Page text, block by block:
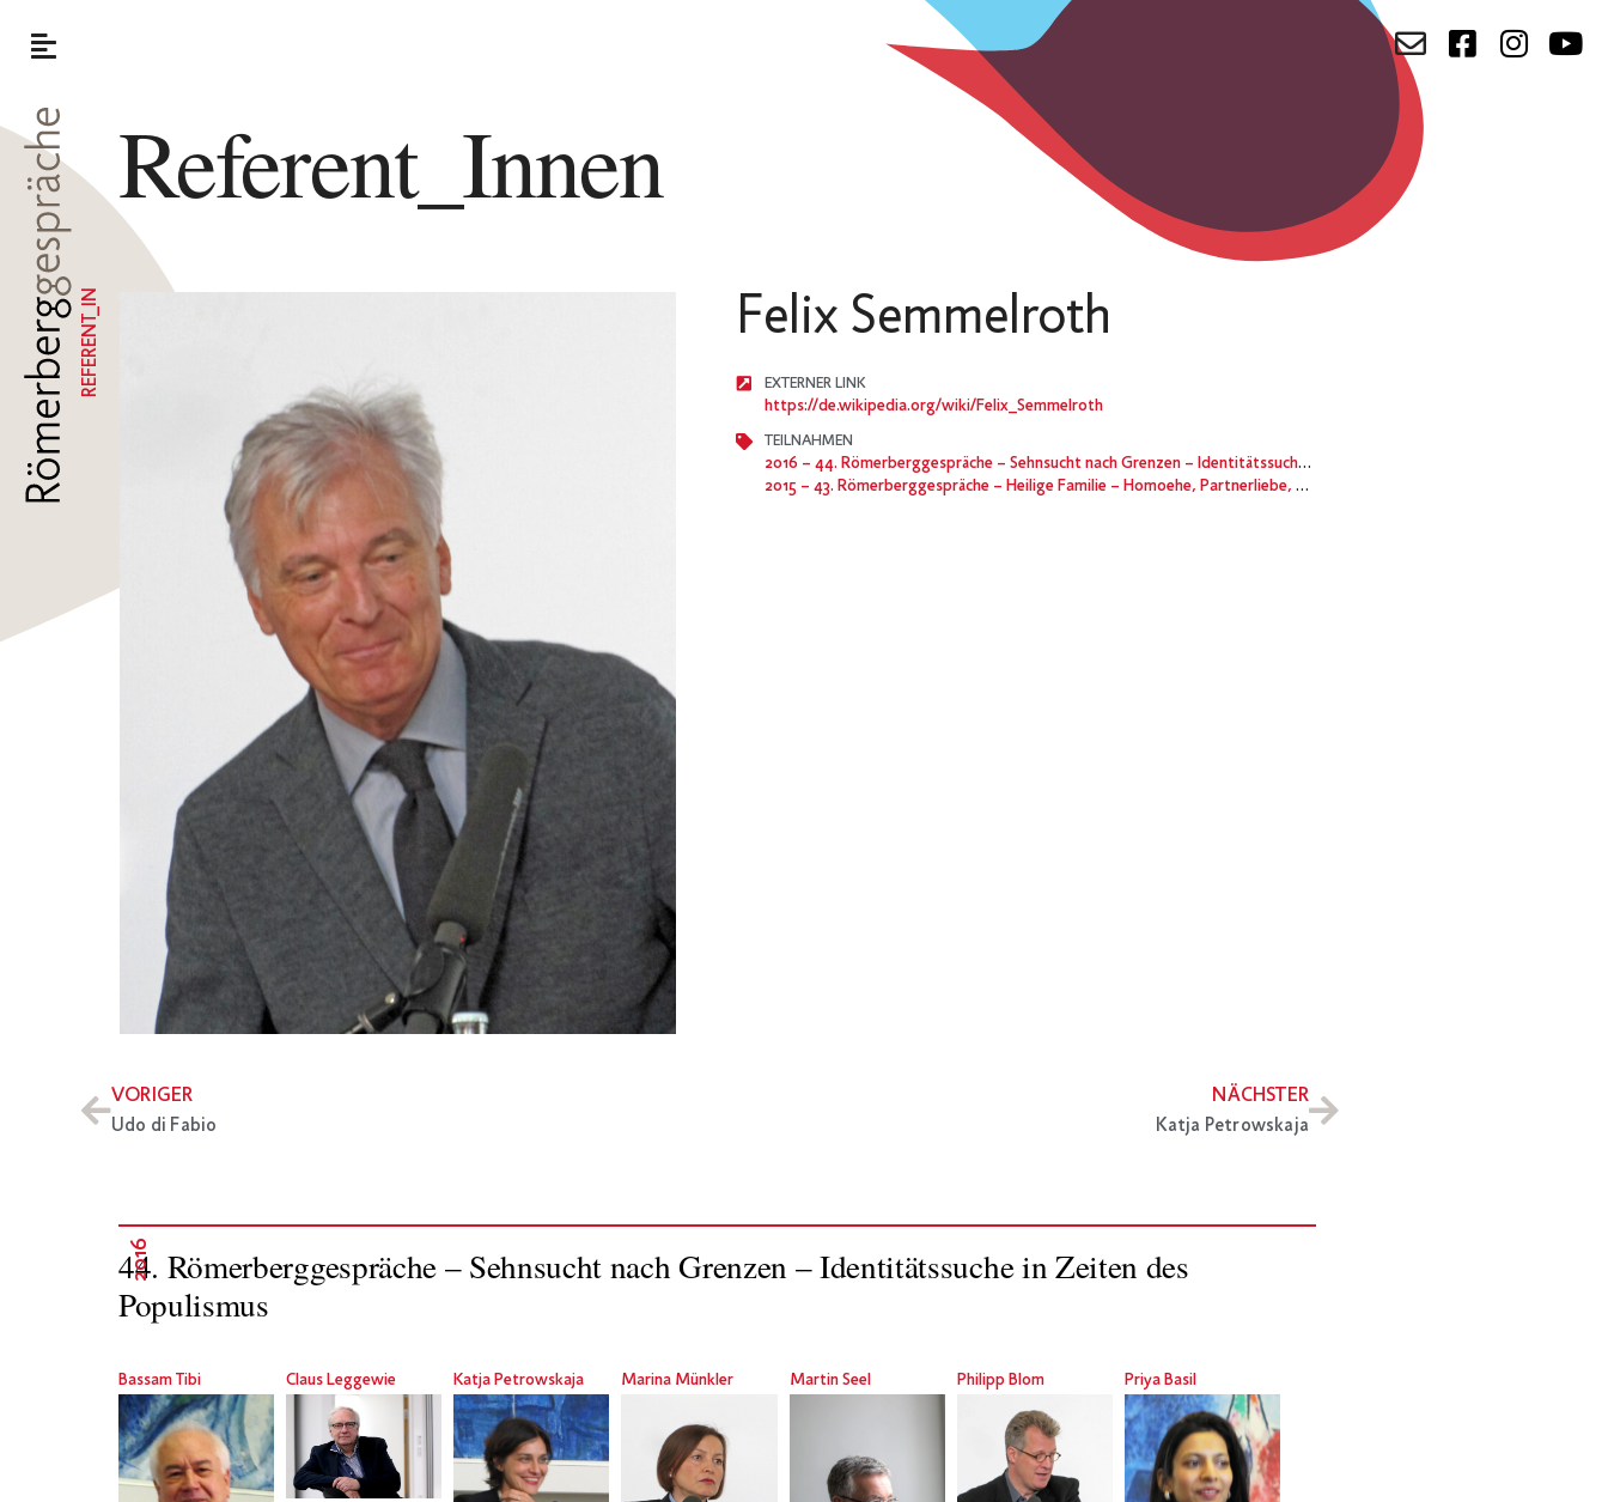
Referent_Innen
REFERENT_IN Felix Semmelroth
EXTERNER LINK
https://de.wikipedia.org/wiki/Felix_Semmelroth
TEILNAHMEN
2016 – 44. Römerberggespräche – Sehnsucht nach Grenzen – Identitätssuche in Zeiten des Populismus
2015 – 43. Römerberggespräche – Heilige Familie – Homoehe, Partnerliebe, Kinderkult
VORIGER
Udo di Fabio
NÄCHSTER
Katja Petrowskaja
2016
44. Römerberggespräche – Sehnsucht nach Grenzen – Identitätssuche in Zeiten des
Populismus
Bassam Tibi Claus Leggewie Katja Petrowskaja Marina Münkler Martin Seel Philipp Blom Priya Basil